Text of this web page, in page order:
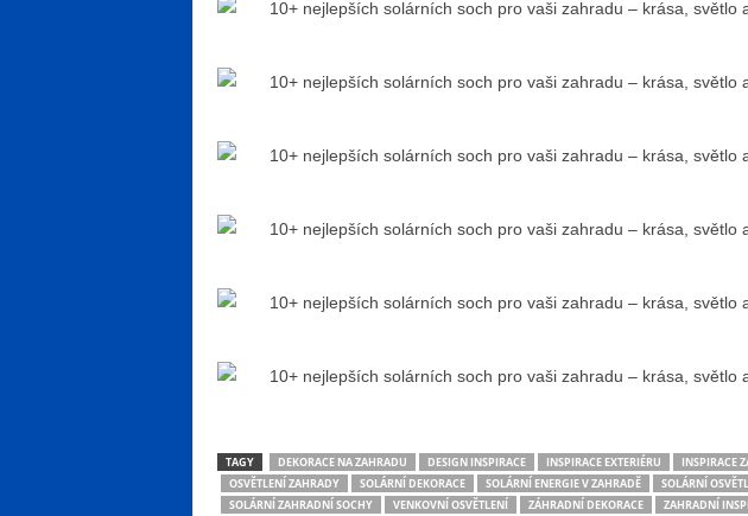
TAGY DEKORACE NA ZAHRADU DESIGN INSPIRACE INSPIRACE EXTERIÉRU INSPIRACE
OSVĚTLENÍ ZAHRADY
SOLÁRNÍ DEKORACE SOLÁRNÍ ENERGIE V ZAHRADĚ SOLÁRNÍ
SOLÁRNÍ ZAHRADNÍ SOCHY
VENKOVNÍ OSVĚTLENÍ ZÁHRADNÍ DEKORACE ZAHRADNÍ